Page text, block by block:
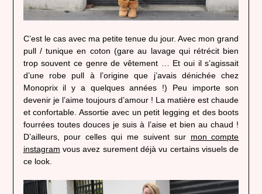
C’est le cas avec ma petite tenue du jour. Avec mon grand
pull / tunique en coton (gare au lavage qui rétrécit bien
trop souvent ce genre de vêtement … Et oui il s’agissait
d’une robe pull à l’origine que j’avais dénichée chez
Monoprix il y a quelques années !) Peu importe son
devenir je l’aime toujours d’amour ! La matière est chaude
et confortable. Assortie avec un petit legging et des boots
fourrées toutes douces je suis à l’aise et bien au chaud !
D’ailleurs, pour celles qui me suivent sur mon compte
instagram vous avez surement déjà vu certains visuels de
ce look.